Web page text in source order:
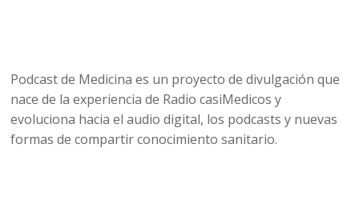
Podcast de Medicina es un proyecto de divulgación que
nace de la experiencia de Radio casiMedicos y
evoluciona hacia el audio digital, los podcasts y nuevas
formas de compartir conocimiento sanitario.